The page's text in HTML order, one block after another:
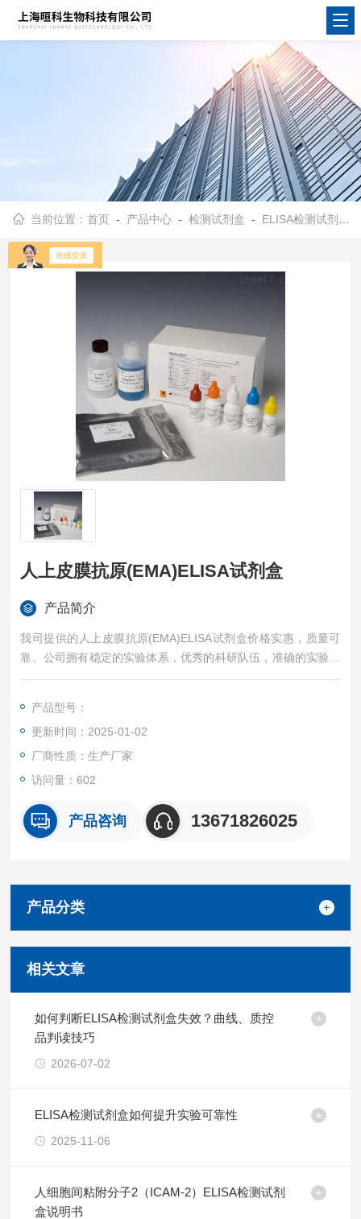
当前位置：首页 - 产品中心 -检测试剂盒 - ELISA检测试剂盒
人上皮膜抗原(EMA)ELISA试剂盒
产品简介
我司提供的人上皮膜抗原(EMA)ELISA试剂盒价格实惠，质量可
靠。公司拥有稳定的实验体系，优秀的科研队伍，准确的实验结
果，是您值得信赖的合作伙伴，凡购买我司的试剂盒产品都可提
产品型号：
更新时间：2025-01-02
厂商性质：生产厂家
访问量：602
产品咨询 13671826025
产品分类
相关文章
如何判断ELISA检测试剂盒失效？曲线、质控
品判读技巧
2026-07-02
ELISA检测试剂盒如何提升实验可靠性
2025-11-06
人细胞间粘附分子2（ICAM-2）ELISA检测试剂
盒说明书